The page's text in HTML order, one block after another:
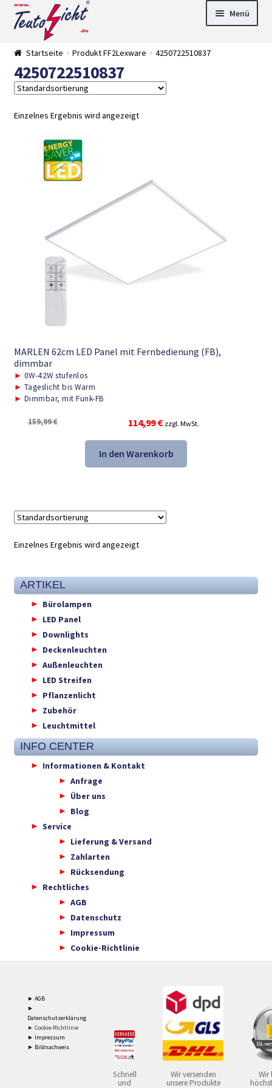
Zur
Navigation
springen
Springe
zum
Menü
►
Startseite Produkt FF2Lexware 4250722510837
4250722510837
Einzelnes Ergebnis wird angezeigt
MARLEN 62cm LED Panel mit Fernbedienung (FB),
dimmbar
► 0W-42W stufenlos
► Tageslicht bis Warm
► Dimmbar, mit Funk-FB
159,99€
Ursprünglicher
Preis
war:
159,99 €
114,99€Aktueller
Preis
ist:
114,99 €.
zzgl. MwSt.
In den Warenkorb
Einzelnes Ergebnis wird angezeigt
ARTIKEL
Bürolampen
LED Panel
Downlights
Deckenleuchten
Außenleuchten
LED Streifen
Pflanzenlicht
Zubehör
Leuchtmittel
INFO CENTER
Informationen & Kontakt
Anfrage
Über uns
Blog
Service
Lieferung & Versand
Zahlarten
Rücksendung
Rechtliches
AGB
Datenschutz
Impressum
Cookie-Richtlinie
► AGB
►
Datenschutzerklärung
► Cookie-Richtlinie
► Impressum
► Bildnachweis
Schnell
und
Wir versenden
unsere Produkte
Wir